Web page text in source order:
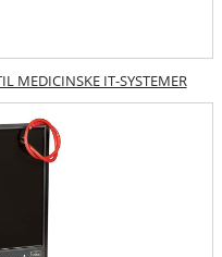
MEDICINSKE IT-SYSTEMER